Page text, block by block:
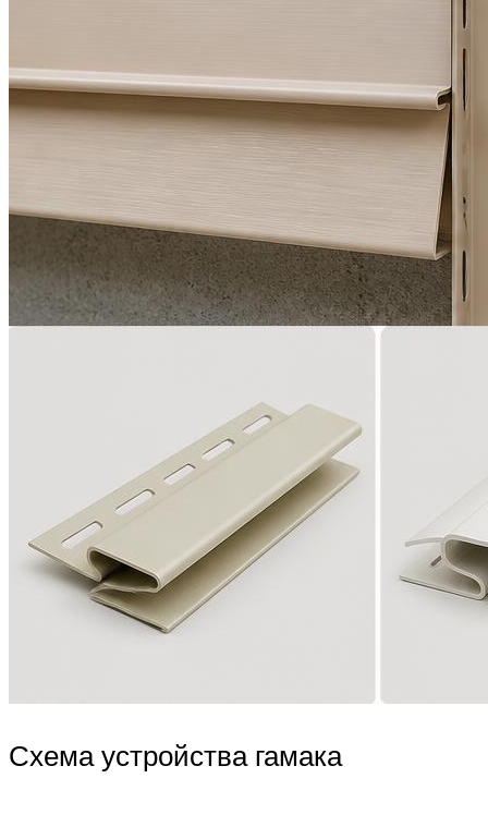
Схема устройства гамака